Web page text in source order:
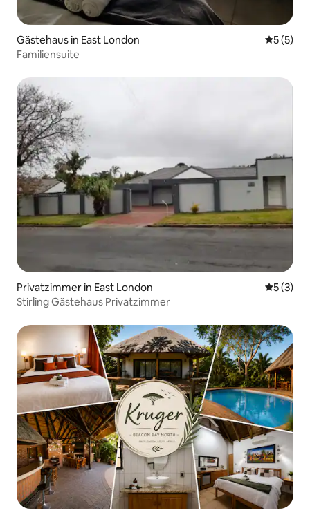
Gästehaus in East London
5 (5)
Familiensuite
Privatzimmer in East London
5 (3)
Stirling Gästehaus Privatzimmer